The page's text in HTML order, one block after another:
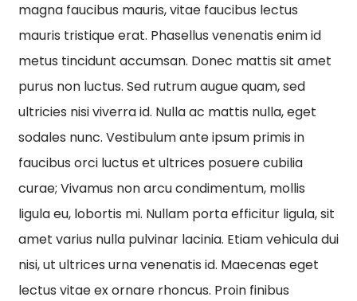
magna faucibus mauris, vitae faucibus lectus
mauris tristique erat. Phasellus venenatis enim id
metus tincidunt accumsan. Donec mattis sit amet
purus non luctus. Sed rutrum augue quam, sed
ultricies nisi viverra id. Nulla ac mattis nulla, eget
sodales nunc. Vestibulum ante ipsum primis in
faucibus orci luctus et ultrices posuere cubilia
curae; Vivamus non arcu condimentum, mollis
ligula eu, lobortis mi. Nullam porta efficitur ligula, sit
amet varius nulla pulvinar lacinia. Etiam vehicula dui
nisi, ut ultrices urna venenatis id. Maecenas eget
lectus vitae ex ornare rhoncus. Proin finibus